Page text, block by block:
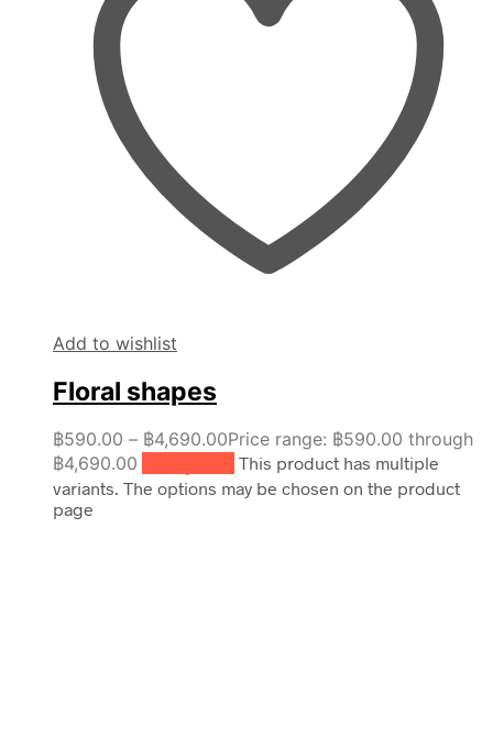
Add to wishlist
Floral shapes
฿590.00 – ฿4,690.00Price range: ฿590.00 through
฿4,690.00
This product has multiple
variants. The options may be chosen on the product
page